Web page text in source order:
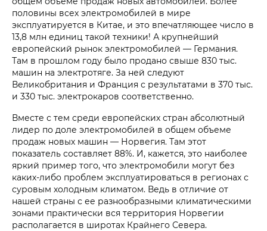
половины всех электромобилей в мире
эксплуатируется в Китае, и это впечатляющее число в
13,8 млн единиц такой техники! А крупнейший
европейский рынок электромобилей — Германия.
Там в прошлом году было продано свыше 830 тыс.
машин на электротяге. За ней следуют
Великобритания и Франция с результатами в 370 тыс.
и 330 тыс. электрокаров соответственно.
Вместе с тем среди европейских стран абсолютный
лидер по доле электромобилей в общем объеме
продаж новых машин — Норвегия. Там этот
показатель составляет 88%. И, кажется, это наиболее
яркий пример того, что электромобили могут без
каких-либо проблем эксплуатироваться в регионах с
суровым холодным климатом. Ведь в отличие от
нашей страны с ее разнообразными климатическими
зонами практически вся территория Норвегии
располагается в широтах Крайнего Севера.